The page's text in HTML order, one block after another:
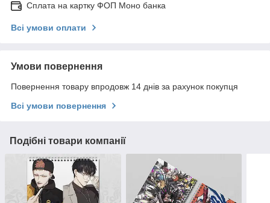
Сплата на картку ФОП Моно банка
Всі умови оплати
Умови повернення
Повернення товару впродовж 14 днів за рахунок покупця
Всі умови повернення
Подібні товари компанії